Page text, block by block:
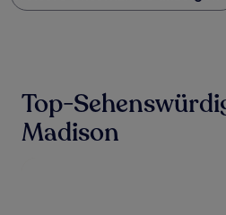
Nacht,
24 Stunden
einen
Aufenthalt
Top-
Madison